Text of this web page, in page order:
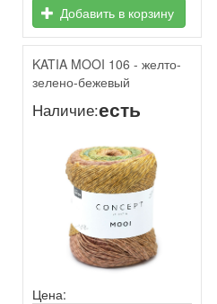
Добавить в корзину
KATIA MOOI 106 - желто-
зелено-бежевый
Наличие:есть
Цена: